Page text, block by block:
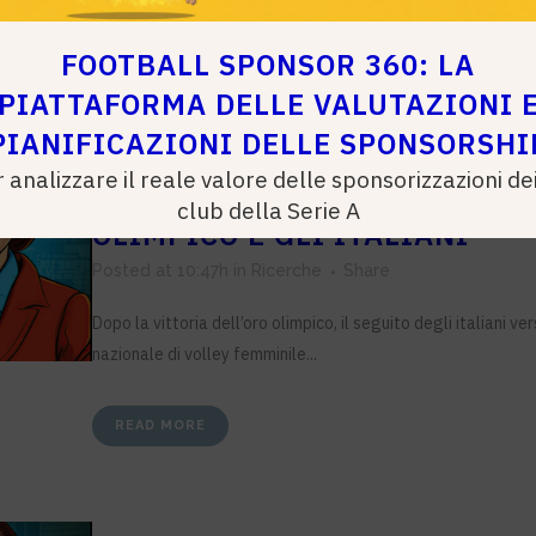
READ MORE
30 DIC VOLLEY: LA
FEMMINILE CONQUISTA L’ORO
OLIMPICO E GLI ITALIANI
Dopo la vittoria dell’oro olimpico, il seguito degli italiani
nazionale di volley femminile...
READ MORE
FOOTBALL SPONSOR 360: LA
DELLE VALUTAZIONI E
DELLE
analizzare il reale valore delle sponsorizzazioni
club della Serie A